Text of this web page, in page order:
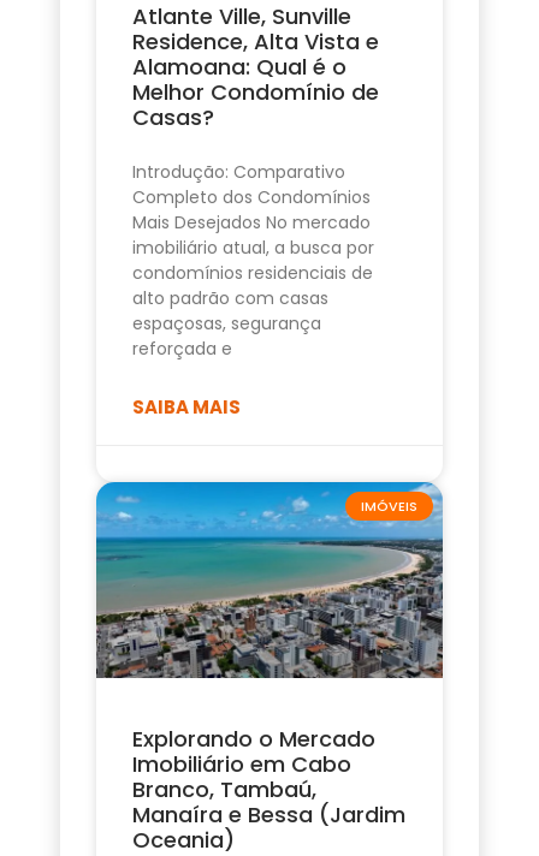
Atlante Ville, Sunville
Residence, Alta Vista e
Alamoana: Qual é o
Melhor Condomínio de
Casas?
Introdução: Comparativo
Completo dos Condomínios
Mais Desejados No mercado
imobiliário atual, a busca por
condomínios residenciais de
alto padrão com casas
espaçosas, segurança
reforçada e
SAIBA MAIS
IMÓVEIS
Explorando o Mercado
Imobiliário em Cabo
Branco, Tambaú,
Manaíra e Bessa (Jardim
Oceania)